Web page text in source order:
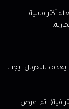
أكثر قابلية
يهدف للتحويل، يجب
ثم اعرض